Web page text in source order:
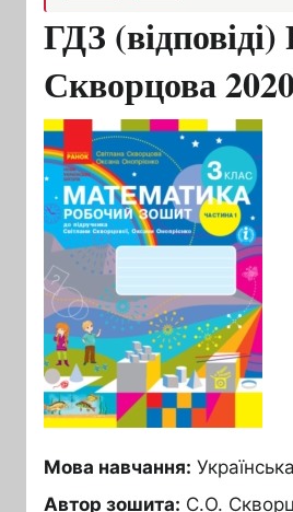
ГДЗ
Скворцова
Мова навчання: Українська
Автор зошита: С.О.